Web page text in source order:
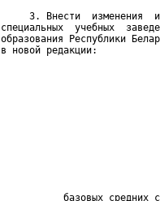
3. Внести  изменения
специальных  учебных
образования Республики
в новой редакции:
базовых средних